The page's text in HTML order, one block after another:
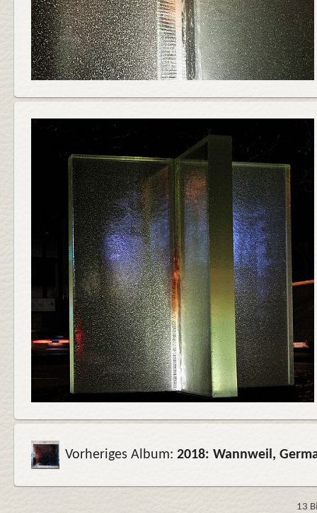
Vorheriges Album:2018: Wannweil,
13